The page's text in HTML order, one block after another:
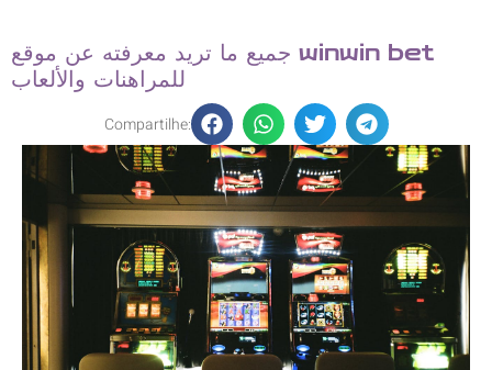
جميع ما تريد معرفته عن موقع winwin bet
للمراهنات والألعاب
Compartilhe: